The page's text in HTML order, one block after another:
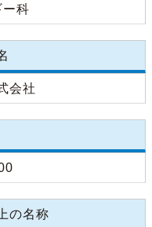
ー科
会社
の名称